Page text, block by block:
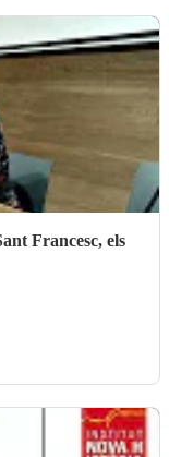
Francesc, els